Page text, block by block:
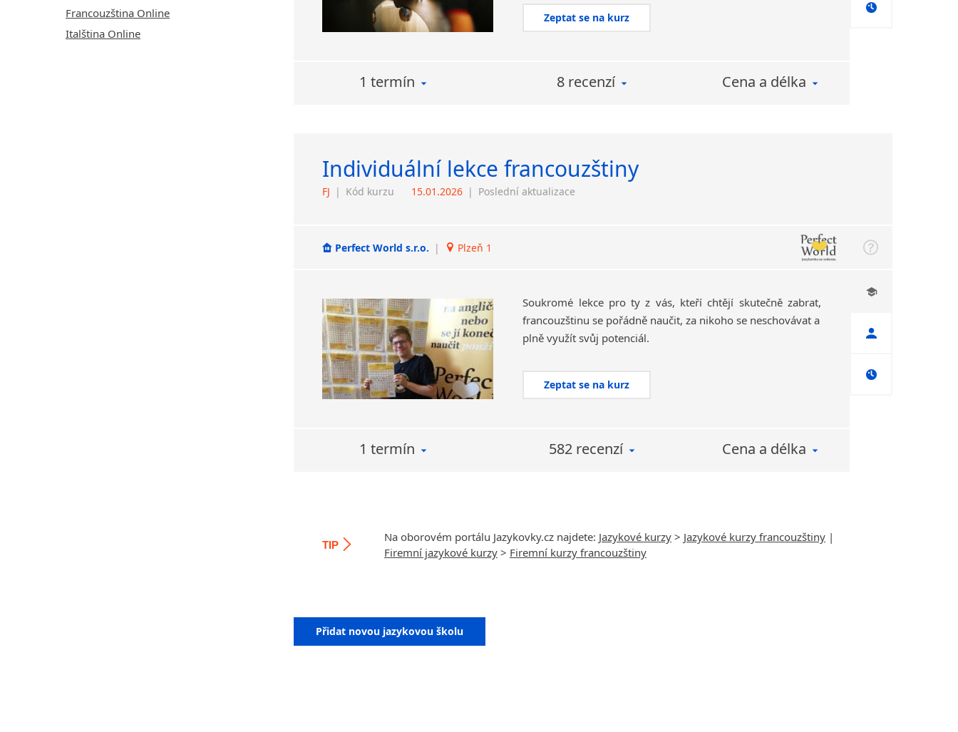
Francouzština Online
Italština Online
Zeptat se na kurz
1 termín 8 recenzí Cena a délka
Individuální lekce francouzštiny
FJ | Kód kurzu 15.01.2026 | Poslední aktualizace
Perfect World s.r.o. | Plzeň 1
Soukromé lekce pro ty z vás, kteří chtějí skutečně zabrat,
francouzštinu se pořádně naučit, za nikoho se neschovávat a
plně využít svůj potenciál.
Zeptat se na kurz
1 termín 582 recenzí Cena a délka
TIP
Na oborovém portálu Jazykovky.cz najdete: Jazykové kurzy > Jazykové kurzy francouzštiny |
Firemní jazykové kurzy > Firemní kurzy francouzštiny
Přidat novou jazykovou školu